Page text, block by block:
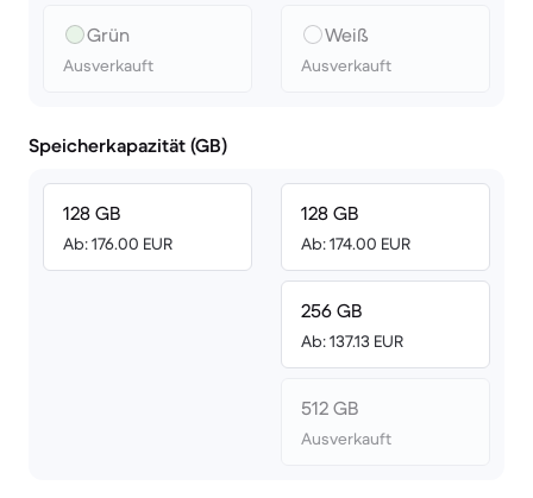
Grün
Ausverkauft
Weiß
Ausverkauft
Speicherkapazität (GB)
128 GB
Ab: 176.00 EUR
128 GB
Ab: 174.00 EUR
256 GB
Ab: 137.13 EUR
512 GB
Ausverkauft